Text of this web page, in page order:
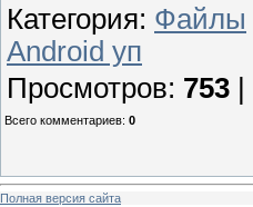
Категория: Файлы
Android уп
Просмотров: 753
Всего комментариев: 0
Полная версия сайта